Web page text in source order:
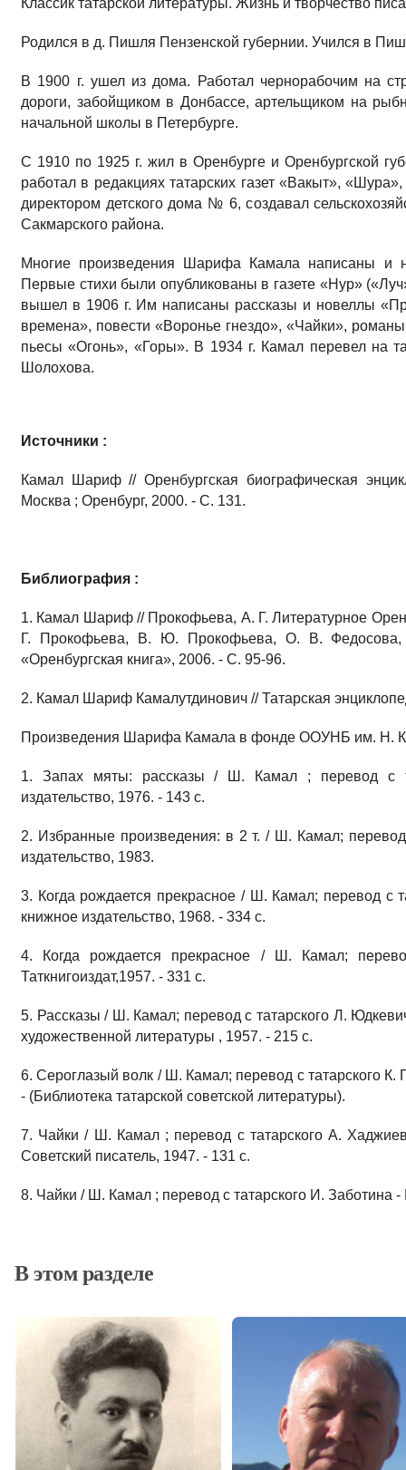
Родился в д. Пишля Пензенской губернии. Учился в
В 1900 г. ушел из дома. Работал чернорабочим на
дороги, забойщиком в Донбассе, артельщиком на
начальной школы в Петербурге.
С 1910 по 1925 г. жил в Оренбурге и Оренбургской
работал в редакциях татарских газет «Вакыт»,
директором детского дома № 6, создавал
Сакмарского района.
Многие произведения Шарифа Камала написаны и
Первые стихи были опубликованы в газете «Нур»
вышел в 1906 г. Им написаны рассказы и новеллы
времена», повести «Воронье гнездо», «Чайки»,
пьесы «Огонь», «Горы». В 1934 г. Камал перевел на
Шолохова.
Источники :
Камал Шариф // Оренбургская биографическая
Москва ; Оренбург, 2000. - С. 131.
Библиография :
1. Камал Шариф // Прокофьева, А. Г. Литературное
Г. Прокофьева, В. Ю. Прокофьева, О. В. Федосова,
«Оренбургская книга», 2006. - С. 95-96.
2. Камал Шариф Камалутдинович // Татарская
Произведения Шарифа Камала в фонде ООУНБ им. Н. К.
1. Запах мяты: рассказы / Ш. Камал ; перевод с
издательство, 1976. - 143 с.
2. Избранные произведения: в 2 т. / Ш. Камал; перевод
издательство, 1983.
3. Когда рождается прекрасное / Ш. Камал; перевод с
книжное издательство, 1968. - 334 с.
4. Когда рождается прекрасное / Ш. Камал;
Таткнигоиздат,1957. - 331 с.
5. Рассказы / Ш. Камал; перевод с татарского Л.
художественной литературы , 1957. - 215 с.
6. Сероглазый волк / Ш. Камал; перевод с татарского К.
- (Библиотека татарской советской литературы).
7. Чайки / Ш. Камал ; перевод с татарского А.
Советский писатель, 1947. - 131 с.
8. Чайки / Ш. Камал ; перевод с татарского И. Заботина -
В этом разделе